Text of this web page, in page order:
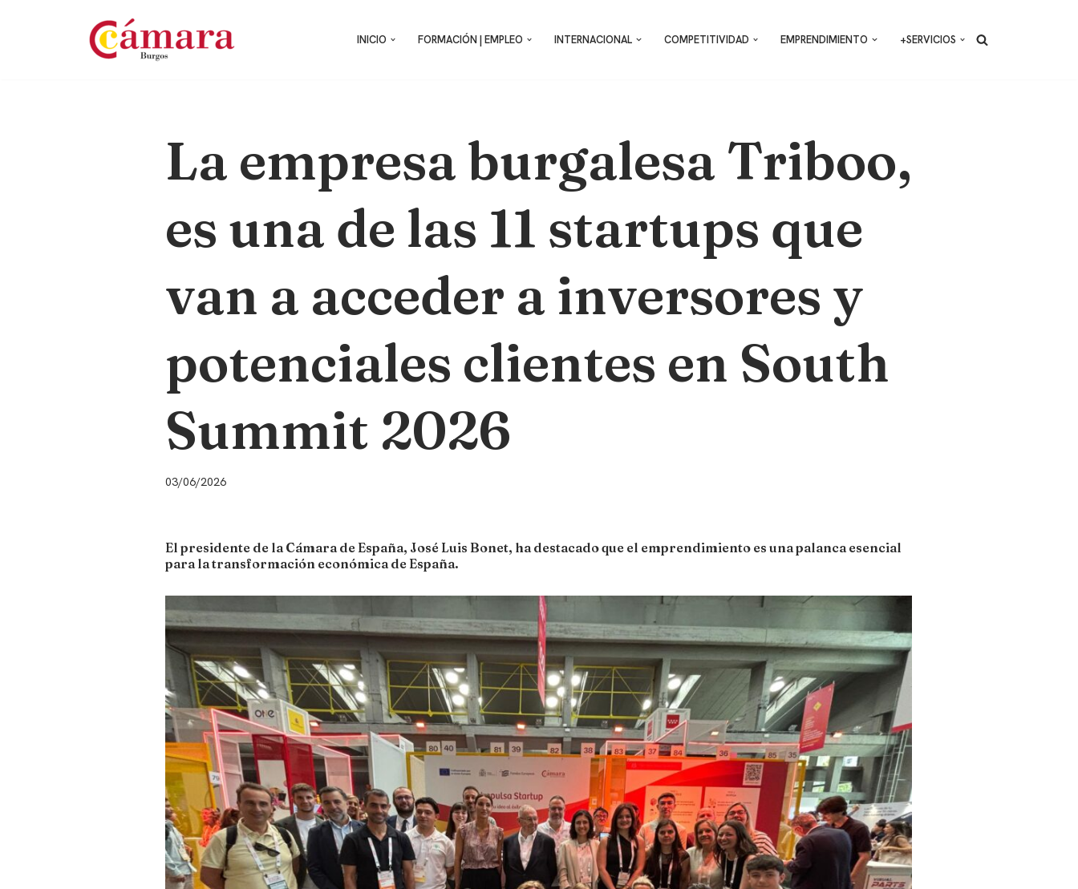
INICIO FORMACIÓN | EMPLEO INTERNACIONAL COMPETITIVIDAD EMPRENDIMIENTO +SERVICIOS
La empresa burgalesa Triboo,
es una de las 11 startups que
van a acceder a inversores y
potenciales clientes en South
Summit 2026
03/06/2026
El presidente de la Cámara de España, José Luis Bonet, ha destacado que el emprendimiento es una palanca esencial
para la transformación económica de España.